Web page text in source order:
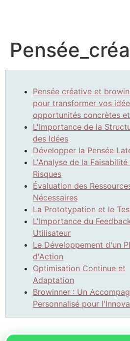
Pensée créative et
pour transformer vos
opportunités concrètes
L'Importance de la
des Idées
Développer la Pensée
L'Analyse de la
Risques
Évaluation des
Nécessaires
La Prototypation et le
L'Importance du
Utilisateur
Le Développement d'un
d'Action
Optimisation Continue et
Adaptation
Browinner : Un
Personnalisé pour